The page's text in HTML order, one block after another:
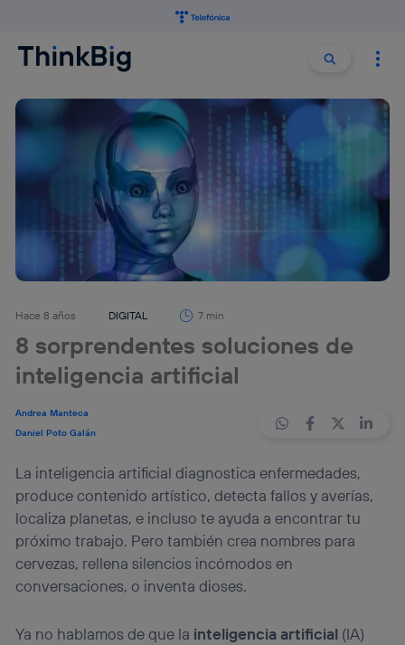
Buscar
Hace 8 años DIGITAL 7 min
8 sorprendentes soluciones de
inteligencia artificial
Andrea Manteca
Daniel Poto Galán
La inteligencia artificial diagnostica enfermedades,
produce contenido artístico, detecta fallos y averías,
localiza planetas, e incluso te ayuda a encontrar tu
próximo trabajo. Pero también crea nombres para
cervezas, rellena silencios incómodos en
conversaciones, o inventa dioses.
Ya no hablamos de que la inteligencia artificial (IA)